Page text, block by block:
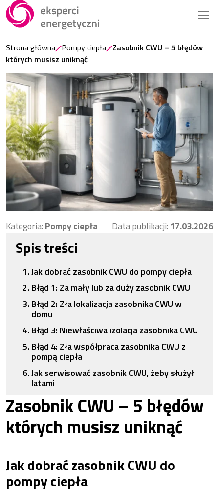
Strona główna Pompy ciepła Zasobnik CWU – 5 błędów
których musisz uniknąć
Kategoria: Pompy ciepła Data publikacji: 17.03.2026
Spis treści
Jak dobrać zasobnik CWU do pompy ciepła
Błąd 1: Za mały lub za duży zasobnik CWU
Błąd 2: Zła lokalizacja zasobnika CWU w
domu
Błąd 3: Niewłaściwa izolacja zasobnika CWU
Błąd 4: Zła współpraca zasobnika CWU z
pompą ciepła
Jak serwisować zasobnik CWU, żeby służył
latami
Zasobnik CWU – 5 błędów
których musisz uniknąć
Jak dobrać zasobnik CWU do
pompy ciepła